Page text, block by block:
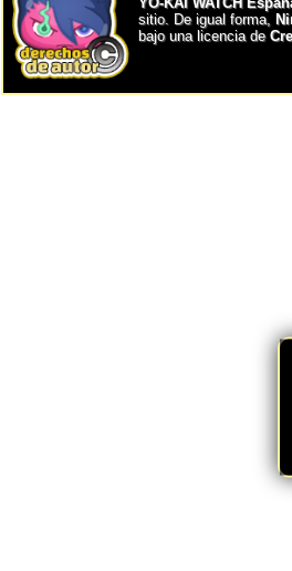
sitio. De igual forma,
bajo una licencia de